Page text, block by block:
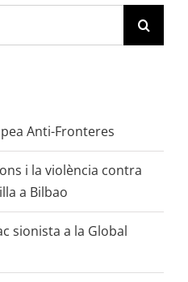
Anti-Fronteres
i la violència contra
a Bilbao
sionista a la Global